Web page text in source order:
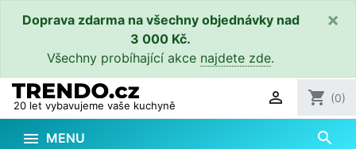
Doprava zdarma na všechny objednávky nad
3 000 Kč.
Všechny probíhající akce najdete zde.
×
20 let vybavujeme vaše kuchyně  shopping_cart (0)
 MENU search